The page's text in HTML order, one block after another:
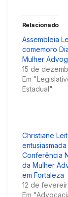
Relacionado
Assembleia
comemoro
Mulher
15 de
Em
Estadual"
Christiane
Conferência
da Mulher
em Fortaleza
12 de
Em